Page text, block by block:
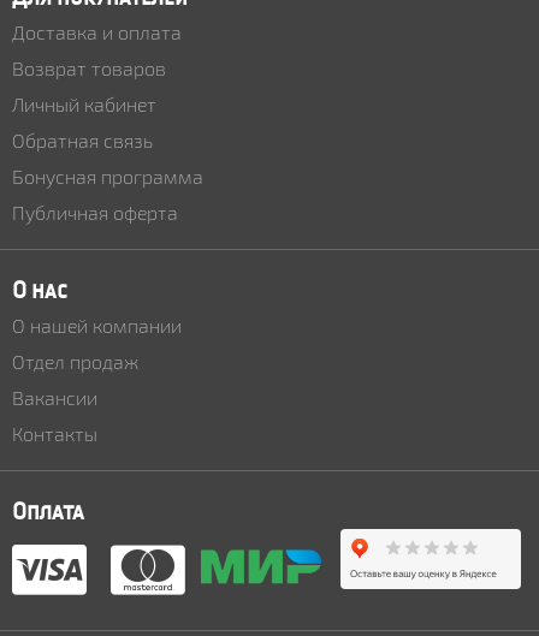
Доставка и оплата
Возврат товаров
Личный кабинет
Обратная связь
Бонусная программа
Публичная оферта
О нас
О нашей компании
Отдел продаж
Вакансии
Контакты
Оплата